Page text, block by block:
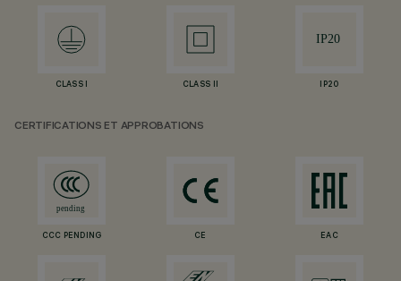
CLASS I CLASS II IP20
CERTIFICATIONS ET APPROBATIONS
CCC PENDING CE EAC